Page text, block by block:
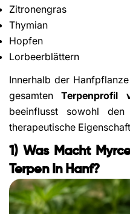
Zitronengras
Thymian
Hopfen
Lorbeerblättern
Innerhalb der
gesamtenTerpenprofil
beeinflusst sowohl
therapeutische
1) Was Macht
Terpen In Hanf?